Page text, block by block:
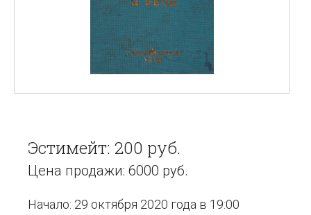
Эстимейт: 200 руб.
Цена продажи: 6000 руб.
Начало: 29 октября 2020 года в 19:00